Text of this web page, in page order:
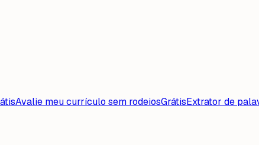
Avalie meu currículo sem rodeiosGrátisExtrator de